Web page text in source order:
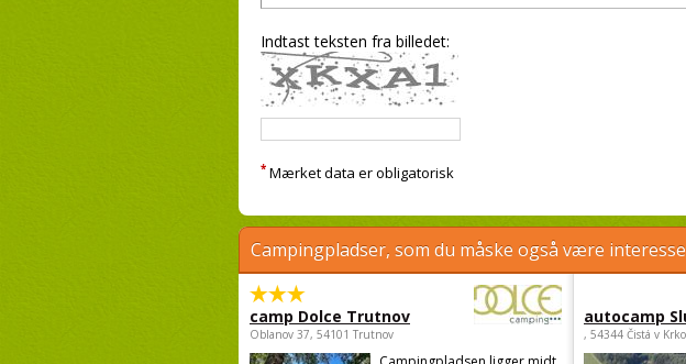
Indtast teksten fra billedet:
* Mærket data er obligatorisk
Campingpladser, som du måske også være
camp Dolce Trutnov
Oblanov 37, 54101 Trutnov
autocamp
, 54344 Čistá v